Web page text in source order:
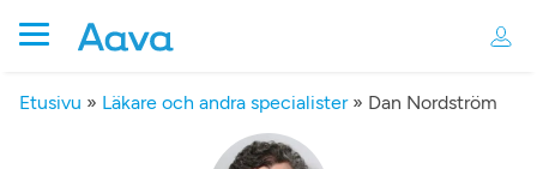
Etusivu » Läkare och andra specialister» Dan Nordström